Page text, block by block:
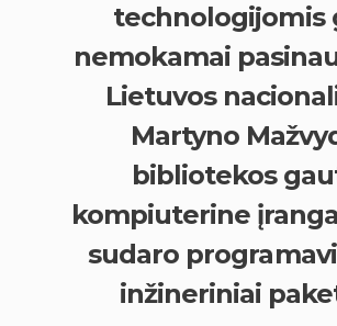
technologijomis
nemokamai
Lietuvos
Martyno
bibliotekos
kompiuterine
sudaro
inžineriniai